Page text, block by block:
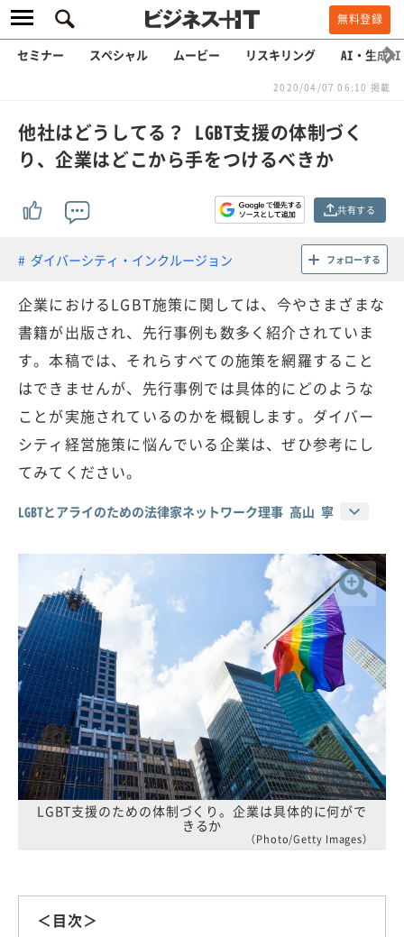
無料登録
セミナー スペシャル ムービー リスキリング AI・生成AI
2020/04/07 06:10 掲載
他社はどうしてる？ LGBT支援の体制づく
り、企業はどこから手をつけるべきか
共有する
ダイバーシティ・インクルージョン フォローする
企業におけるLGBT施策に関しては、今やさまざまな
書籍が出版され、先行事例も数多く紹介されていま
す。本稿では、それらすべての施策を網羅すること
はできませんが、先行事例では具体的にどのような
ことが実施されているのかを概観します。ダイバー
シティ経営施策に悩んでいる企業は、ぜひ参考にし
てみてください。
LGBTとアライのための法律家ネットワーク理事 高山 寧
LGBT支援のための体制づくり。企業は具体的に何がで
きるか
（Photo/Getty Images）
＜目次＞